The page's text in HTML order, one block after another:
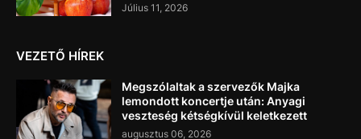
Július 11, 2026
VEZETŐ HÍREK
Megszólaltak a szervezők Majka
lemondott koncertje után: Anyagi
veszteség kétségkívül keletkezett
augusztus 06, 2026